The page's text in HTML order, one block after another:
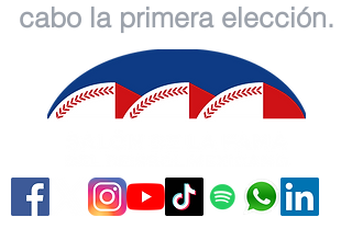
cabo la primera elección.